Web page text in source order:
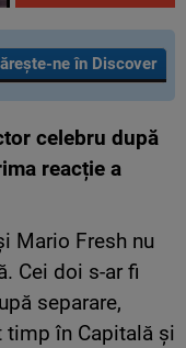
ne în Discover
celebru după
reacție a
Mario Fresh nu
Cei doi s-ar fi
separare,
timp în Capitală și